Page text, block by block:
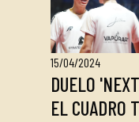
15/04/2024
DUELO
EL CUADRO